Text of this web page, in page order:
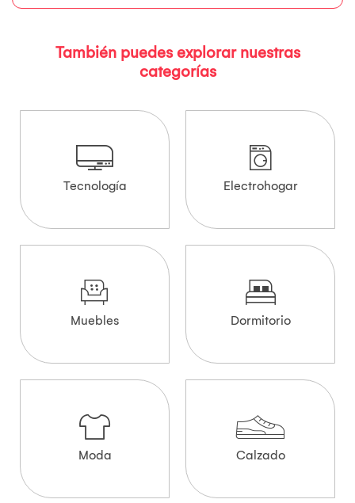
También puedes explorar nuestras
categorías
Tecnología Electrohogar
Muebles Dormitorio
Moda Calzado